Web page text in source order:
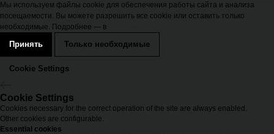
Мы используем файлы cookie для обеспечения работы сайта и анализа
посещаемости. Вы можете разрешить все cookie или оставить только
необходимые. Подробнее — в
Принять Только необходимые
Cookie Settings
Cookie Settings
Cookies necessary for the correct operation of the site are always enabled.
Other cookies are configurable.
Essential cookies